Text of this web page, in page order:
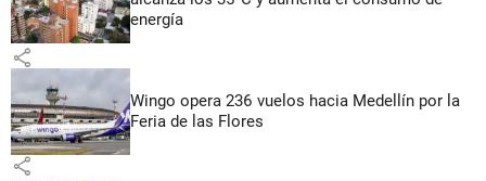
energía
share
Wingo opera 236 vuelos hacia Medellín por la
Feria de las Flores
share